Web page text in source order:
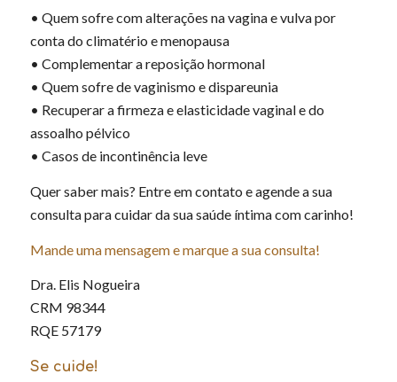
• Quem sofre com alterações na vagina e vulva por
conta do climatério e menopausa
• Complementar a reposição hormonal
• Quem sofre de vaginismo e dispareunia
• Recuperar a firmeza e elasticidade vaginal e do
assoalho pélvico
• Casos de incontinência leve
Quer saber mais? Entre em contato e agende a sua
consulta para cuidar da sua saúde íntima com carinho!
Mande uma mensagem e marque a sua consulta!
Dra. Elis Nogueira
CRM 98344
RQE 57179
Se cuide!